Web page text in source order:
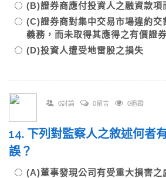
(B)證券商應付投資人之融資款
(C)證券商對集中交易市場違約交
義務，而未取得其應得之有價證
(D)投資人遭受地雷股之損失
0討論 0留言 0追蹤
14. 下列對監察人之敘述何者
誤？
(A)董事發現公司有受重大損害之